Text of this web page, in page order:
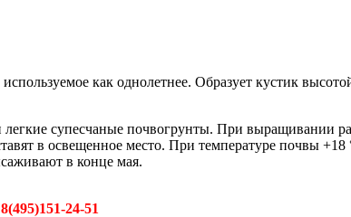
как однолетнее. Образует кустик
легкие супесчаные почвогрунты. При выращивании
в освещенное место. При температуре почвы
в конце мая.
8(495)151-24-51